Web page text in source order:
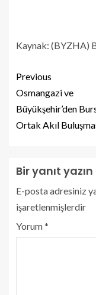
Kaynak: (BYZHA)
Previous
Osmangazi ve
Büyükşehir’den
Ortak Akıl
Bir yanıt yazın
E-posta adresiniz
işaretlenmişlerdir
Yorum*